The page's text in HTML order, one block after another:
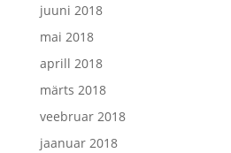
juuni 2018
mai 2018
aprill 2018
märts 2018
veebruar 2018
jaanuar 2018